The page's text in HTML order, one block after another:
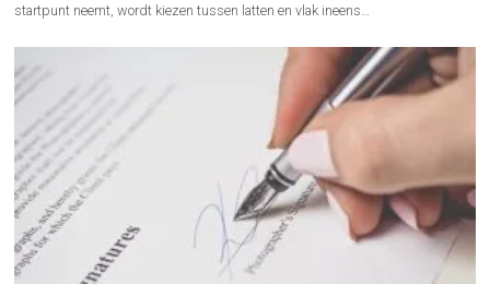
startpunt neemt, wordt kiezen tussen latten en vlak ineens…